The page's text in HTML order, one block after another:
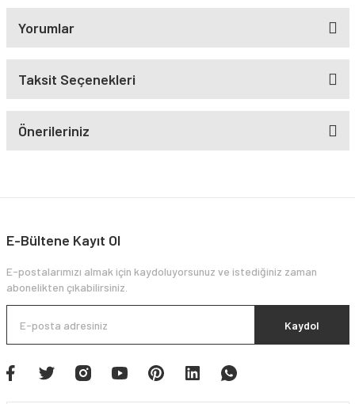
Yorumlar
Taksit Seçenekleri
Önerileriniz
E-Bültene Kayıt Ol
E-postalarımızı almak için kaydoluyorsunuz ve istediğiniz zaman
abonelikten çıkabilirsiniz.
Kaydol